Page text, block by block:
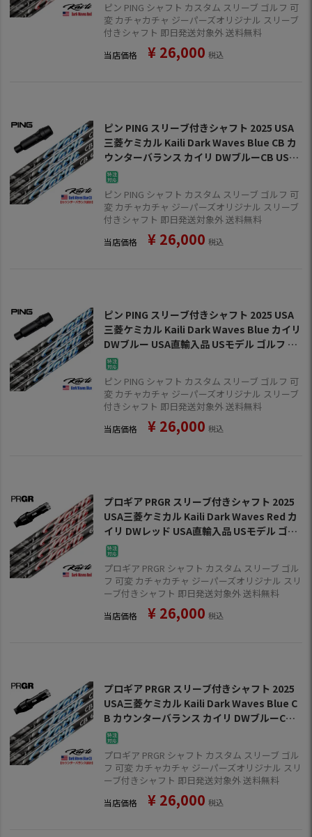
ピン PING シャフト カスタム スリーブ ゴルフ 可
変 カチャカチャ ジーパーズオリジナル スリーブ
付きシャフト 即日発送対象外 送料無料
当店価格 ¥ 26,000 税込
ピン PING スリーブ付きシャフト 2025 USA
三菱ケミカル Kaili Dark Waves Blue CB カ
ウンターバランス カイリ DWブルーCB USA
直輸入品 USモデル ゴルフ シャフト（G440
／G430／G425／G410）
ピン PING シャフト カスタム スリーブ ゴルフ 可
変 カチャカチャ ジーパーズオリジナル スリーブ
付きシャフト 即日発送対象外 送料無料
当店価格 ¥ 26,000 税込
ピン PING スリーブ付きシャフト 2025 USA
三菱ケミカル Kaili Dark Waves Blue カイリ
DWブルー USA直輸入品 USモデル ゴルフ シ
ャフト（G440／G430／G425／G410）
ピン PING シャフト カスタム スリーブ ゴルフ 可
変 カチャカチャ ジーパーズオリジナル スリーブ
付きシャフト 即日発送対象外 送料無料
当店価格 ¥ 26,000 税込
プロギア PRGR スリーブ付きシャフト 2025
USA三菱ケミカル Kaili Dark Waves Red カ
イリ DWレッド USA直輸入品 USモデル ゴル
フ シャフト（RS+／RS各種／RSF各種 ）
プロギア PRGR シャフト カスタム スリーブ ゴル
フ 可変 カチャカチャ ジーパーズオリジナル スリ
ーブ付きシャフト 即日発送対象外 送料無料
当店価格 ¥ 26,000 税込
プロギア PRGR スリーブ付きシャフト 2025
USA三菱ケミカル Kaili Dark Waves Blue C
B カウンターバランス カイリ DWブルーCB U
SA直輸入品 USモデル ゴルフ シャフト（RS
+／RS各種／RSF各種 ）
プロギア PRGR シャフト カスタム スリーブ ゴル
フ 可変 カチャカチャ ジーパーズオリジナル スリ
ーブ付きシャフト 即日発送対象外 送料無料
当店価格 ¥ 26,000 税込